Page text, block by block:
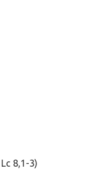
8,1-3)